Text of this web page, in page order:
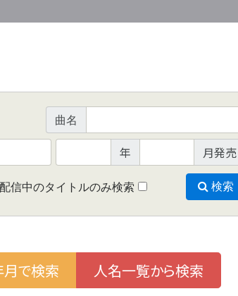
曲名
年 月発売
信中のタイトルのみ検索 検索
で検索 人名一覧から検索